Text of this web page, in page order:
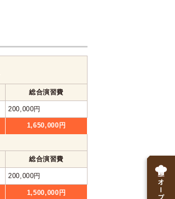
総合演習費
200,000円
1,650,000円
総合演習費
200,000円
1,500,000円